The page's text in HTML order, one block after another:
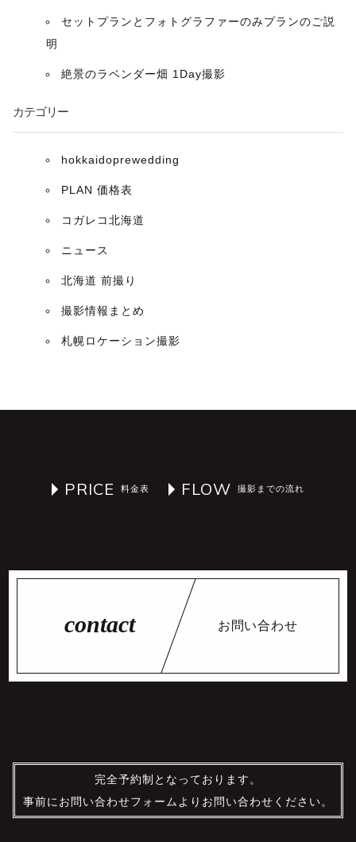
ン
セットプランとフォトグラファーのみプランのご説
明
絶景のラベンダー畑 1Day撮影
カテゴリー
hokkaidoprewedding
PLAN 価格表
コガレコ北海道
ニュース
北海道 前撮り
撮影情報まとめ
札幌ロケーション撮影
PRICE FLOW
お問い合わせ
完全予約制となっております。
事前にお問い合わせフォームよりお問い合わせください。